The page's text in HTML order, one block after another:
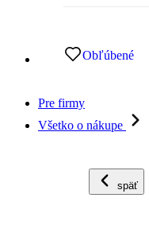
Obľúbené
Pre firmy
Všetko o nákupe
späť